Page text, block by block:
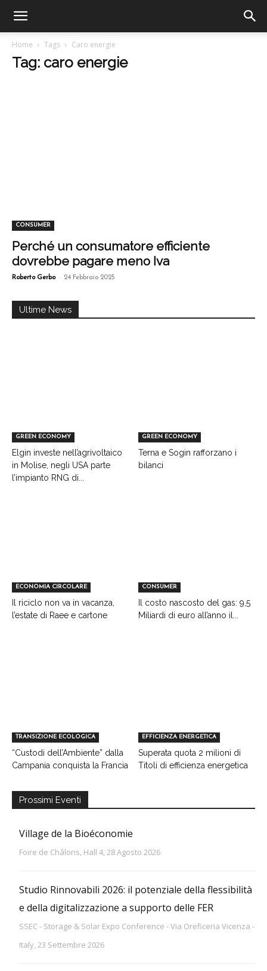
Home Tags Caro energie
Tag: caro energie
CONSUMER
Perché un consumatore efficiente
dovrebbe pagare meno Iva
Roberto Gerbo - 24 Febbraio 2025
Ultime News
GREEN ECONOMY
Elgin investe nell’agrivoltaico
in Molise, negli USA parte
l’impianto RNG di...
GREEN ECONOMY
Terna e Sogin rafforzano i
bilanci
ECONOMIA CIRCOLARE
Il riciclo non va in vacanza,
l’estate di Raee e cartone
CONSUMER
Il costo nascosto del gas: 9,5
Miliardi di euro all’anno il...
TRANSIZIONE ECOLOGICA
“Custodi dell’Ambiente” dalla
Campania conquista la Francia
EFFICIENZA ENERGETICA
Superata quota 2 milioni di
Titoli di efficienza energetica
Prossimi Eventi
Village de la Bioéconomie
Foire de Châlons, Hall 4, 28 Agosto 2026
Studio Rinnovabili 2026: il potenziale della flessibilità
e della digitalizzazione a supporto delle FER
SSEC - Storage & Solar Expo Conference - Via Oreficeria Vicenza -
Italy, 23 Settembre 2026